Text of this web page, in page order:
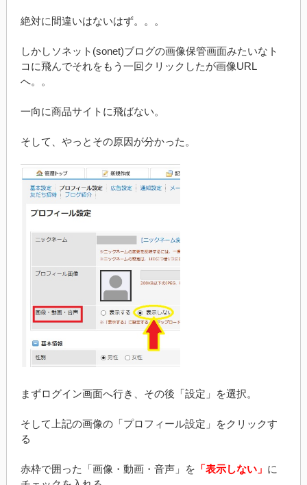
絶対に間違いはないはず。。。
しかしソネット(sonet)ブログの画像保管画面みたいなト
コに飛んでそれをもう一回クリックしたが画像URL
へ。。
一向に商品サイトに飛ばない。
そして、やっとその原因が分かった。
まずログイン画面へ行き、その後「設定」を選択。
そして上記の画像の「プロフィール設定」をクリックす
る
赤枠で囲った「画像・動画・音声」を 「表示しない」 に